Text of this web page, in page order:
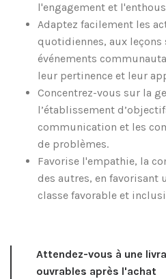
l'engagement et
Adaptez facilement les
quotidiennes, aux
événements
leur pertinence et leur
Concentrez-vous sur la
l’établissement
communication et les
de problèmes.
Favorise l'empathie, la
des autres, en favorisant
classe favorable et
Attendez-vous à une
ouvrables après l'achat